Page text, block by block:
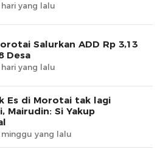
yang lalu
Salurkan ADD Rp 3,13
Desa
yang lalu
Es di Morotai tak lagi
Mairudin: Si Yakup
minggu yang lalu